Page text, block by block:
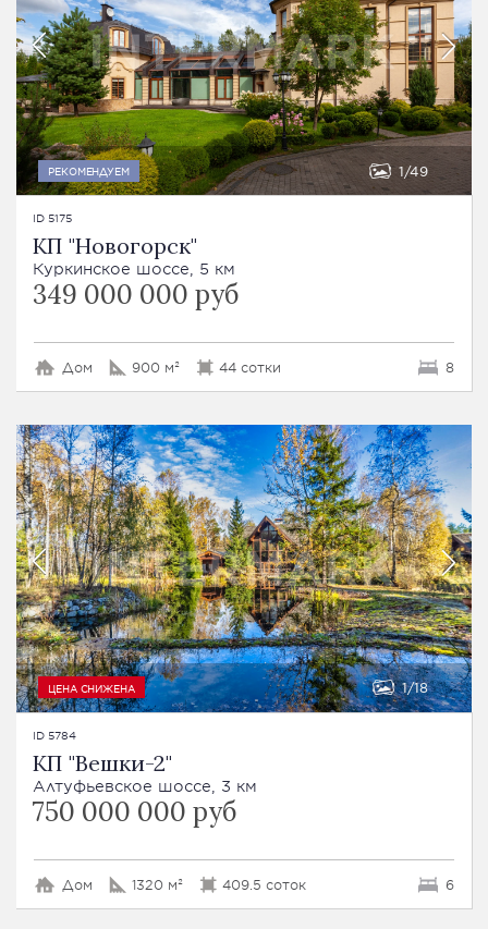
РЕКОМЕНДУЕМ 1 49
ID 5175
КП "Новогорск"
Куркинское шоссе, 5 км
349 000 000 руб
Дом 900 м² 44 сотки 8
ЦЕНА СНИЖЕНА 1 18
ID 5784
КП "Вешки-2"
Алтуфьевское шоссе, 3 км
750 000 000 руб
Дом 1320 м² 409.5 соток 6